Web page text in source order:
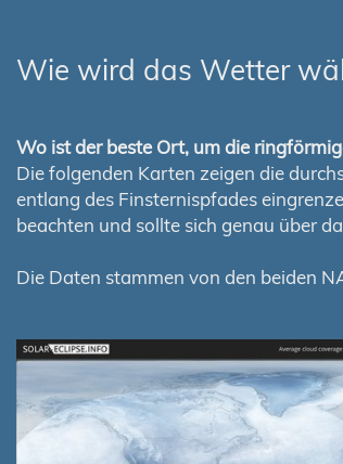
Wie wird das Wetter
Wo ist der beste Ort, um die
Die folgenden Karten zeigen die
entlang des Finsternispfades
beachten und sollte sich genau über
Die Daten stammen von den beiden